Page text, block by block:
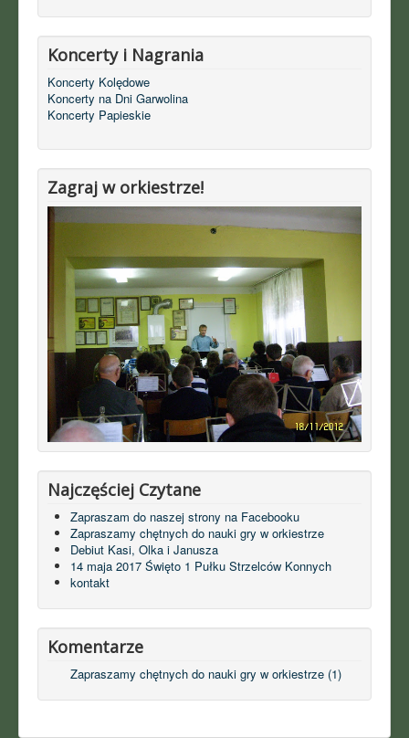
Koncerty i Nagrania
Koncerty Kolędowe
Koncerty na Dni Garwolina
Koncerty Papieskie
Zagraj w orkiestrze!
Najczęściej Czytane
Zapraszam do naszej strony na Facebooku
Zapraszamy chętnych do nauki gry w orkiestrze
Debiut Kasi, Olka i Janusza
14 maja 2017 Święto 1 Pułku Strzelców Konnych
kontakt
Komentarze
Zapraszamy chętnych do nauki gry w orkiestrze (1)